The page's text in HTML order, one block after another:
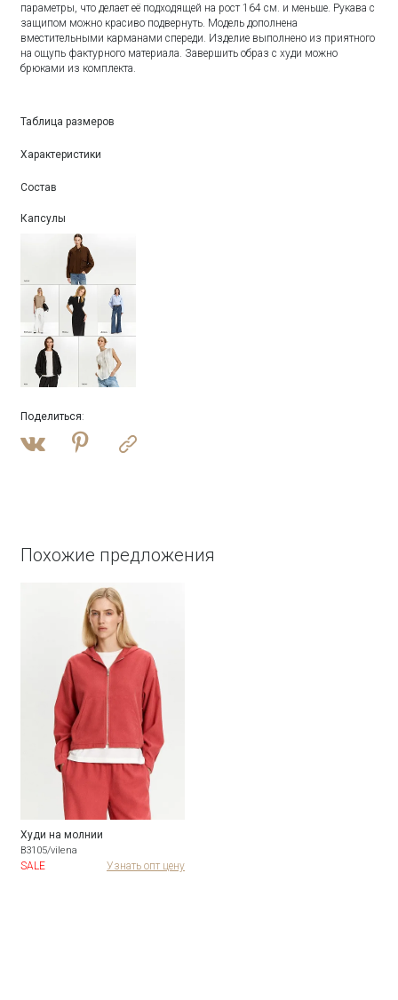
параметры, что делает её подходящей на рост 164 см. и меньше. Рукава с
защипом можно красиво подвернуть. Модель дополнена
вместительными карманами спереди. Изделие выполнено из приятного
на ощупь фактурного материала. Завершить образ с худи можно
брюками из комплекта.
Таблица размеров
Характеристики
Состав
Капсулы
Поделиться:
Похожие предложения
Худи на молнии
B3105/vilena
SALE Узнать опт цену